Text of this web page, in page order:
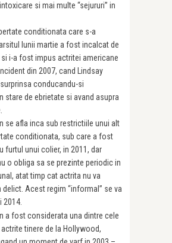
si mai multe “sejururi” in
conditionata care s-a
lunii martie a fost incalcat de
i-a fost impus actritei americane
din 2007, cand Lindsay
conducandu-si
stare de ebrietate si avand asupra
se afla inca sub restrictiile unui alt
conditionata, sub care a fost
furtul unui colier, in 2011, dar
o obliga sa se prezinte periodic in
atat timp cat actrita nu va
Acest regim “informal” se va
2014.
a fost considerata una dintre cele
tinere de la Hollywood,